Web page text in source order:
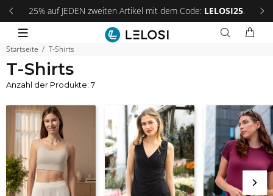
25% auf JEDEN zweiten Artikel mit dem Code: LELOSI25.
Startseite T-Shirts
T-Shirts
Anzahl der Produkte: 7